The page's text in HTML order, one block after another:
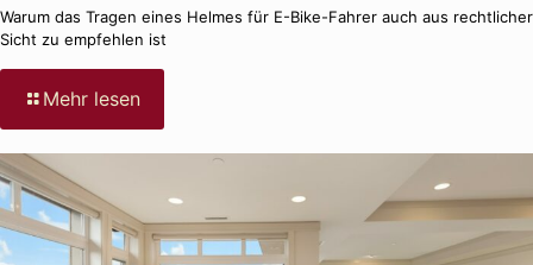
Warum das Tragen eines Helmes für E-Bike-Fahrer auch aus rechtlicher
Sicht zu empfehlen ist
Mehr lesen-
Helmes
für